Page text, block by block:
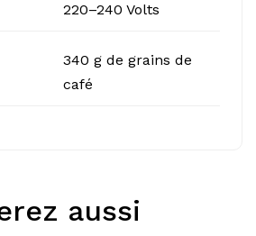
220–240 Volts
340 g de grains de
café
aussi